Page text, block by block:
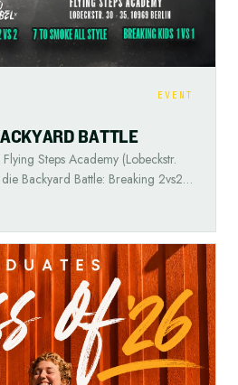
EVENT
ACKYARD BATTLE
Steps Academy (Lobeckstr.
Backyard Battle: Breaking 2vs2,
All Style und Breaking Kids 1vs1